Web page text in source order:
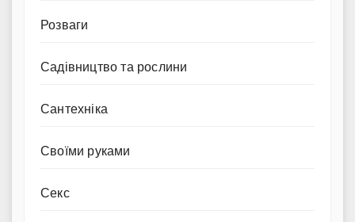
Розваги
Садівництво та рослини
Сантехніка
Своїми руками
Секс